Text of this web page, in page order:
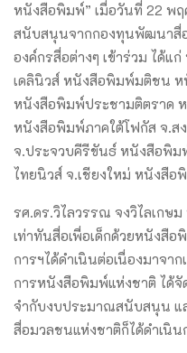
หนังสือพิมพ์” เมื่อวันที่ 22 พ
สนับสนุนจากกองทุนพัฒนาสื่
องค์กรสื่อต่างๆ เข้าร่วม ได้
เดลินิวส์ หนังสือพิมพ์มติชน
หนังสือพิมพ์ประชามติตราด
หนังสือพิมพ์ภาคใต้โฟกัส จ.
จ.ประจวบคีรีขันธ์ หนังสือพิ
ไทยนิวส์ จ.เชียงใหม่ หนังสื
รศ.ดร.วิไลวรรณ จงวิไลเกษ
เท่าทันสื่อเพื่อเด็กด้วยหนังสือ
การฯได้ดำเนินต่อเนื่องมาจา
การหนังสือพิมพ์แห่งชาติ ได้จั
จำกับงบประมาณสนับสนุน แ
สื่อมวลชนแห่งชาติก็ได้ดำเนิน